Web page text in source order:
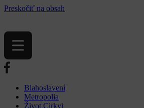
Preskočiť na obsah
Blahoslavení
Metropolia
Život Cirkvi